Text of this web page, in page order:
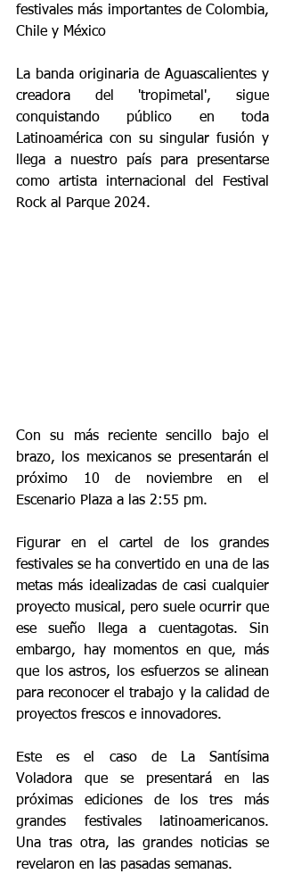
festivales más importantes de Colombia,
Chile y México
La banda originaria de Aguascalientes y
creadora del 'tropimetal', sigue
conquistando público en toda
Latinoamérica con su singular fusión y
llega a nuestro país para presentarse
como artista internacional del Festival
Rock al Parque 2024.
Con su más reciente sencillo bajo el
brazo, los mexicanos se presentarán el
próximo 10 de noviembre en el
Escenario Plaza a las 2:55 pm.
Figurar en el cartel de los grandes
festivales se ha convertido en una de las
metas más idealizadas de casi cualquier
proyecto musical, pero suele ocurrir que
ese sueño llega a cuentagotas. Sin
embargo, hay momentos en que, más
que los astros, los esfuerzos se alinean
para reconocer el trabajo y la calidad de
proyectos frescos e innovadores.
Este es el caso de La Santísima
Voladora que se presentará en las
próximas ediciones de los tres más
grandes festivales latinoamericanos.
Una tras otra, las grandes noticias se
revelaron en las pasadas semanas.